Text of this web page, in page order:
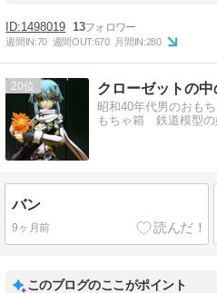
1498019 13
週間IN:70 週間OUT:670 月間IN:280
20 クローゼットの
昭和40年代男のおも
もちゃ箱 鉄道模型の
バン
9ヶ月前
このブログのここがポイント